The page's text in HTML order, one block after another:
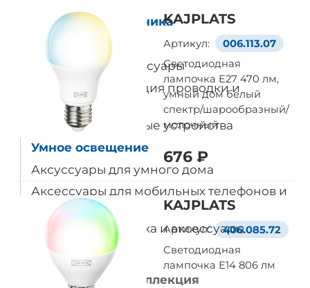
Домашняя электроника
Динамики и аксессуары
Кабели, организация проводки и
аксессуары
Провода и зарядные устройства
Умное освещение
Аксуссуары для умного дома
Аксессуары для мобильных телефонов и
планшетов
Очистители воздуха и аксессуары
Бытовая техника
Рождественская коллекция
KAJPLATS
Артикул:
006.113.07
Светодиодная
лампочка E27 470 лм,
умный дом белый
спектр/шарообразный/
молочный
676 ₽
KAJPLATS
Артикул:
406.085.72
Светодиодная
лампочка E14 806 лм